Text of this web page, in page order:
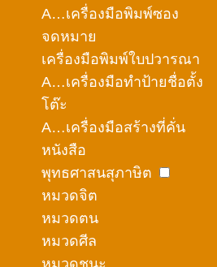
A…เครื่องมือพิมพ์ซอง
จดหมาย
เครื่องมือพิมพ์ใบปวารณา
A…เครื่องมือทำป้ายชื่อตั้ง
โต๊ะ
A…เครื่องมือสร้างที่คั่น
หนังสือ
พุทธศาสนสุภาษิต
หมวดจิต
หมวดตน
หมวดศีล
หมวดชนะ